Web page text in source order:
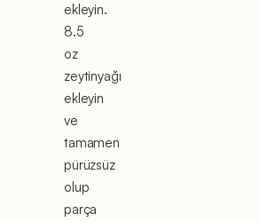
ekleyin.
8.5
oz
zeytinyağı
ekleyin
ve
tamamen
pürüzsüz
olup
parça